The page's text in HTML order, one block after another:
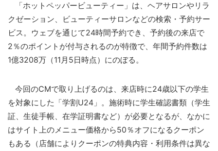
「ホットペッパービューティー」は、ヘアサロンやリラ
クゼーション、ビューティーサロンなどの検索・予約サー
ビス。ウェブを通じて24時間予約でき、予約後の来店で
2％のポイントが付与されるのが特徴で、年間予約件数は
1億3208万（11月5日時点）にのぼる。
今回のCMで取り上げるのは、来店時に24歳以下の学生
を対象にした「学割U24」。施術時に学生確認書類（学生
証、生徒手帳、在学証明書など）が必要となるが、なかに
はサイト上のメニュー価格から50％オフになるクーポン
もある（店舗によりクーポンの特典内容・利用条件は異な